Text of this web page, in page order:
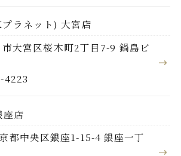
ラネット) 大宮店
大宮区桜木町2丁目7-9 鍋島ビ
4223
店
都中央区銀座1-15-4 銀座一丁